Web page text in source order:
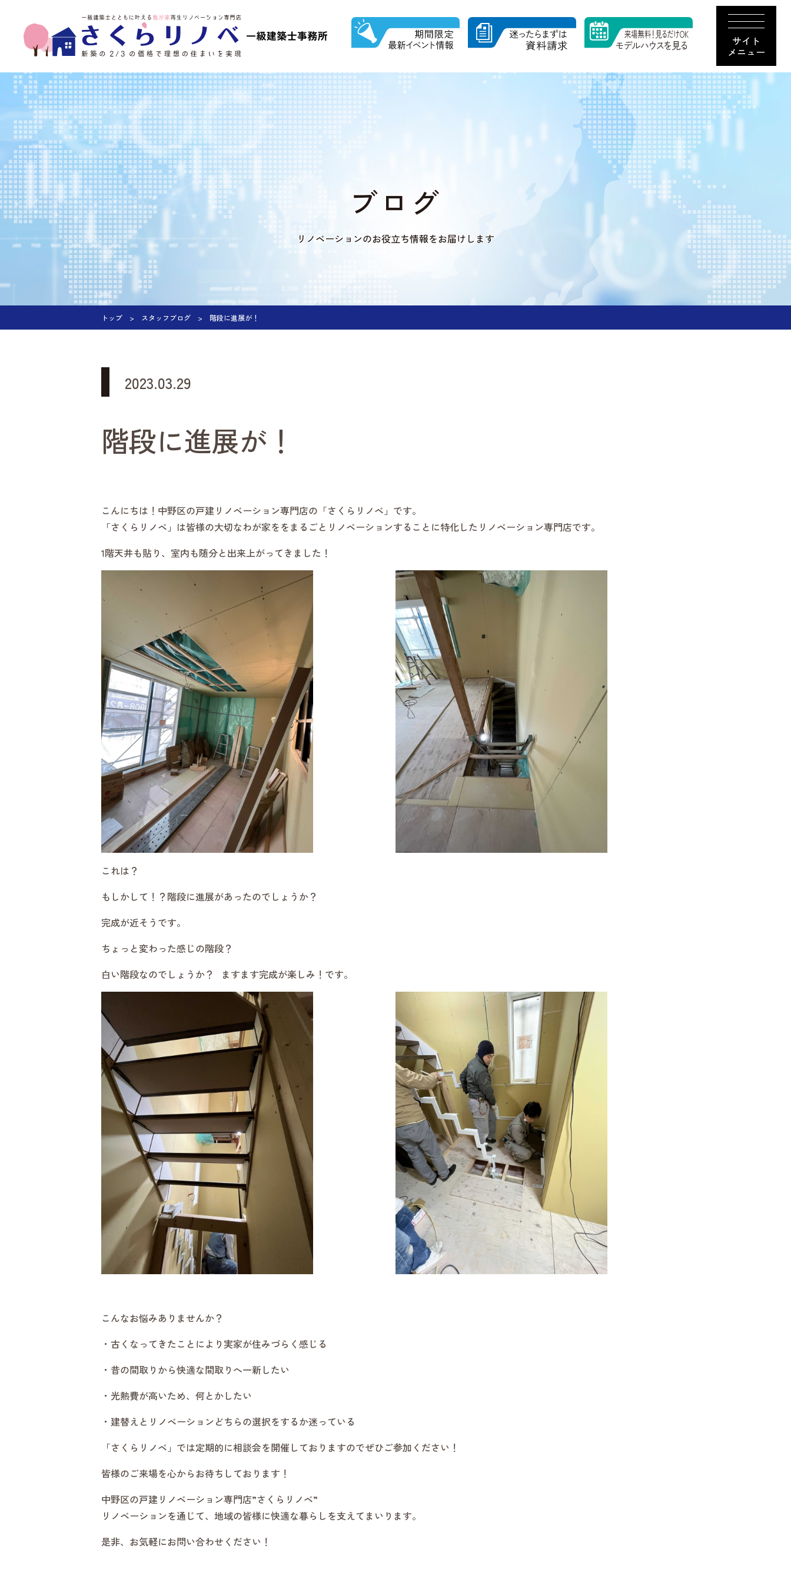
サイト
メニュー
ブログ
リノベーションのお役立ち情報をお届けします
トップ スタッフブログ 階段に進展が！
2023.03.29
階段に進展が！
こんにちは！中野区の戸建リノベーション専門店の「さくらリノベ」です。
「さくらリノベ」は皆様の大切なわが家ををまるごとリノベーションすることに特化したリノベーション専門店です。
1階天井も貼り、室内も随分と出来上がってきました！
これは？
もしかして！？階段に進展があったのでしょうか？
完成が近そうです。
ちょっと変わった感じの階段？
白い階段なのでしょうか？ ますます完成が楽しみ！です。
こんなお悩みありませんか？
・古くなってきたことにより実家が住みづらく感じる
・昔の間取りから快適な間取りへ一新したい
・光熱費が高いため、何とかしたい
・建替えとリノベーションどちらの選択をするか迷っている
「さくらリノベ」では定期的に相談会を開催しておりますのでぜひご参加ください！
皆様のご来場を心からお待ちしております！
中野区の戸建リノベーション専門店”さくらリノベ”
リノベーションを通じて、地域の皆様に快適な暮らしを支えてまいります。
是非、お気軽にお問い合わせください！